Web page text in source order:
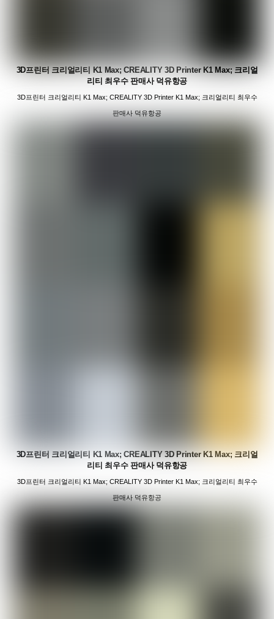
3D프린터 크리얼리티 K1 Max; CREALITY 3D Printer K1 Max; 크리얼
리티 최우수 판매사 덕유항공
3D프린터 크리얼리티 K1 Max; CREALITY 3D Printer K1 Max; 크리얼리티 최우수
판매사 덕유항공
3D프린터 크리얼리티 K1 Max; CREALITY 3D Printer K1 Max; 크리얼
리티 최우수 판매사 덕유항공
3D프린터 크리얼리티 K1 Max; CREALITY 3D Printer K1 Max; 크리얼리티 최우수
판매사 덕유항공